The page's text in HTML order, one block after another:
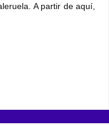
A partir de aquí,